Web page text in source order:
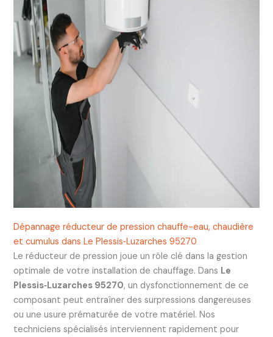
Dépannage réducteur de pression chauffe-eau, chaudière
et cumulus dans Le Plessis‑Luzarches 95270
Le réducteur de pression joue un rôle clé dans la gestion
optimale de votre installation de chauffage. Dans Le
Plessis‑Luzarches 95270, un dysfonctionnement de ce
composant peut entraîner des surpressions dangereuses
ou une usure prématurée de votre matériel. Nos
techniciens spécialisés interviennent rapidement pour